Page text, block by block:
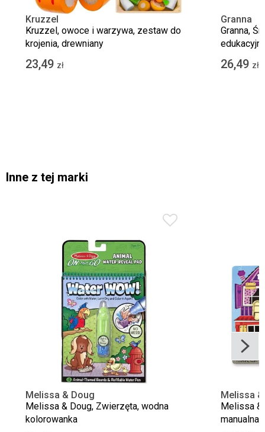
Kruzzel
Kruzzel, owoce i warzywa, zestaw do
krojenia, drewniany
23,49 zł
Granna
Granna,
26,49 zł
Inne z tej marki
Melissa & Doug
Melissa & Doug, Zwierzęta, wodna
kolorowanka
Melissa
Melissa &
manualna